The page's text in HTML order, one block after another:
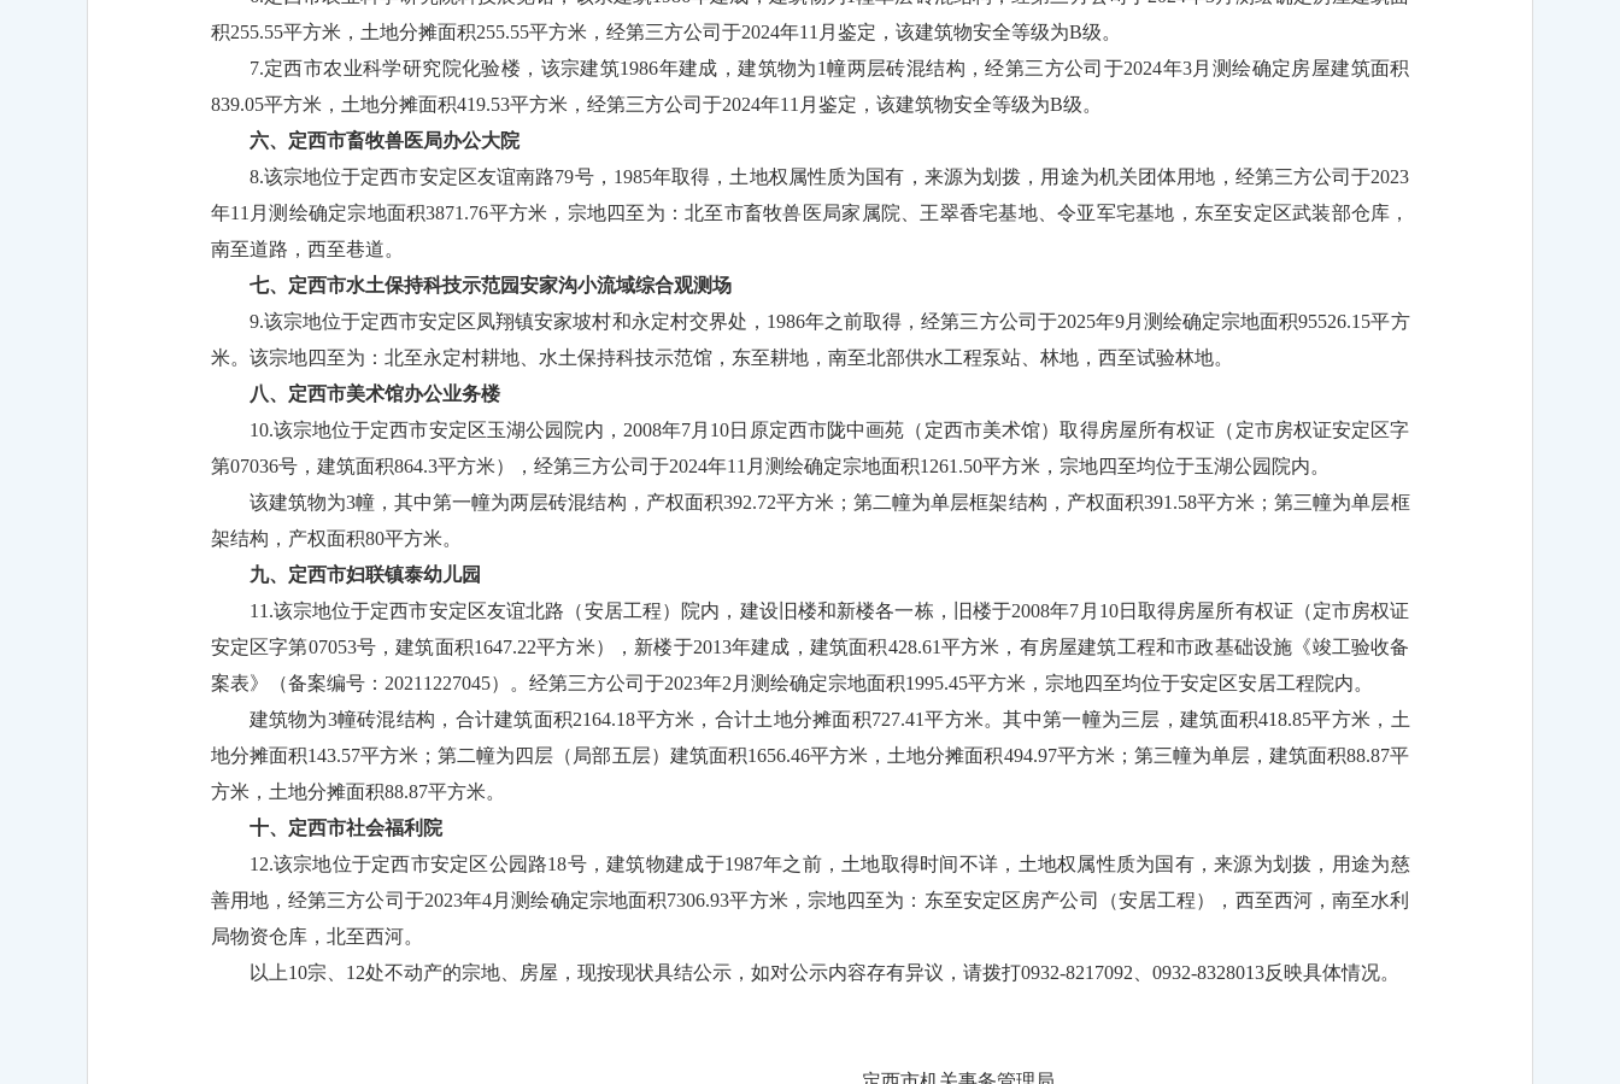
积255.55平方米，土地分摊面积255.55平方米，经第三方公司于2024年11月鉴定，该建筑物安全等级为B级。
7.定西市农业科学研究院化验楼，该宗建筑1986年建成，建筑物为1幢两层砖混结构，经第三方公司于2024年3月测绘确定房屋建筑面积
839.05平方米，土地分摊面积419.53平方米，经第三方公司于2024年11月鉴定，该建筑物安全等级为B级。
六、定西市畜牧兽医局办公大院
8.该宗地位于定西市安定区友谊南路79号，1985年取得，土地权属性质为国有，来源为划拨，用途为机关团体用地，经第三方公司于2023
年11月测绘确定宗地面积3871.76平方米，宗地四至为：北至市畜牧兽医局家属院、王翠香宅基地、令亚军宅基地，东至安定区武装部仓库，
南至道路，西至巷道。
七、定西市水土保持科技示范园安家沟小流域综合观测场
9.该宗地位于定西市安定区凤翔镇安家坡村和永定村交界处，1986年之前取得，经第三方公司于2025年9月测绘确定宗地面积95526.15平方
米。该宗地四至为：北至永定村耕地、水土保持科技示范馆，东至耕地，南至北部供水工程泵站、林地，西至试验林地。
八、定西市美术馆办公业务楼
10.该宗地位于定西市安定区玉湖公园院内，2008年7月10日原定西市陇中画苑（定西市美术馆）取得房屋所有权证（定市房权证安定区字
第07036号，建筑面积864.3平方米），经第三方公司于2024年11月测绘确定宗地面积1261.50平方米，宗地四至均位于玉湖公园院内。
该建筑物为3幢，其中第一幢为两层砖混结构，产权面积392.72平方米；第二幢为单层框架结构，产权面积391.58平方米；第三幢为单层框
架结构，产权面积80平方米。
九、定西市妇联镇泰幼儿园
11.该宗地位于定西市安定区友谊北路（安居工程）院内，建设旧楼和新楼各一栋，旧楼于2008年7月10日取得房屋所有权证（定市房权证
安定区字第07053号，建筑面积1647.22平方米），新楼于2013年建成，建筑面积428.61平方米，有房屋建筑工程和市政基础设施《竣工验收备
案表》（备案编号：20211227045）。经第三方公司于2023年2月测绘确定宗地面积1995.45平方米，宗地四至均位于安定区安居工程院内。
建筑物为3幢砖混结构，合计建筑面积2164.18平方米，合计土地分摊面积727.41平方米。其中第一幢为三层，建筑面积418.85平方米，土
地分摊面积143.57平方米；第二幢为四层（局部五层）建筑面积1656.46平方米，土地分摊面积494.97平方米；第三幢为单层，建筑面积88.87平
方米，土地分摊面积88.87平方米。
十、定西市社会福利院
12.该宗地位于定西市安定区公园路18号，建筑物建成于1987年之前，土地取得时间不详，土地权属性质为国有，来源为划拨，用途为慈
善用地，经第三方公司于2023年4月测绘确定宗地面积7306.93平方米，宗地四至为：东至安定区房产公司（安居工程），西至西河，南至水利
局物资仓库，北至西河。
以上10宗、12处不动产的宗地、房屋，现按现状具结公示，如对公示内容存有异议，请拨打0932-8217092、0932-8328013反映具体情况。